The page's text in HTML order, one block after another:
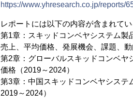
https://www.yhresearch.co.jp/reports/
レポートには以下の内容が含まれてい
第1章：スキッドコンベヤシステム製
売上、平均価格、発展機会、課題、
第2章：グローバルスキッドコンベヤ
価格（2019～2024）
第3章：中国スキッドコンベヤシステ
2019～2024）